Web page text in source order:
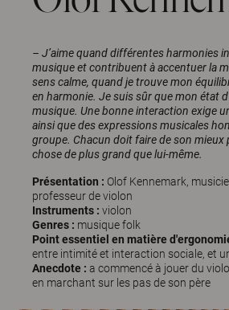
– J’aime quand différentes harmonies
musique et contribuent à accentuer la
sens calme, quand je trouve mon
en harmonie. Je suis sûr que mon état
musique. Une bonne interaction exige
ainsi que des expressions musicales
groupe. Chacun doit faire de son mieux
chose de plus grand que lui-même.
Présentation : Olof Kennemark,
professeur de violon
Instruments : violon
Genres : musique folk
Point essentiel en matière
entre intimité et interaction sociale, et
Anecdote : a commencé à jouer du
en marchant sur les pas de son père